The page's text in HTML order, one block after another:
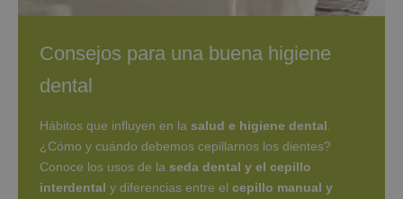
Consejos para una buena higiene
dental
Hábitos que influyen en la salud e higiene dental
¿Cómo y cuándo debemos cepillarnos los dientes?
Conoce los usos de la seda dental y el cepillo
interdental y diferencias entre el cepillo manual y